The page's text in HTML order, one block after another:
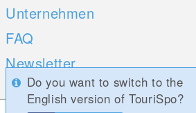
Unternehmen
FAQ
Newsletter
Umfragen
Do you want to switch to the
English version of TouriSpo?